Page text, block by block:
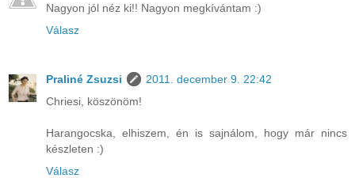
Nagyon jól néz ki!! Nagyon megkívántam :)
Válasz
Praliné Zsuzsi
2011. december 9. 22:42
Chriesi, köszönöm!
Harangocska, elhiszem, én is sajnálom, hogy már nincs
készleten :)
Válasz